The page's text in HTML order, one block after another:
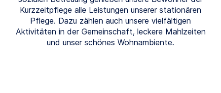
Kurzzeitpflege alle Leistungen unserer stationären
Pflege. Dazu zählen auch unsere vielfältigen
Aktivitäten in der Gemeinschaft, leckere Mahlzeiten
und unser schönes Wohnambiente.